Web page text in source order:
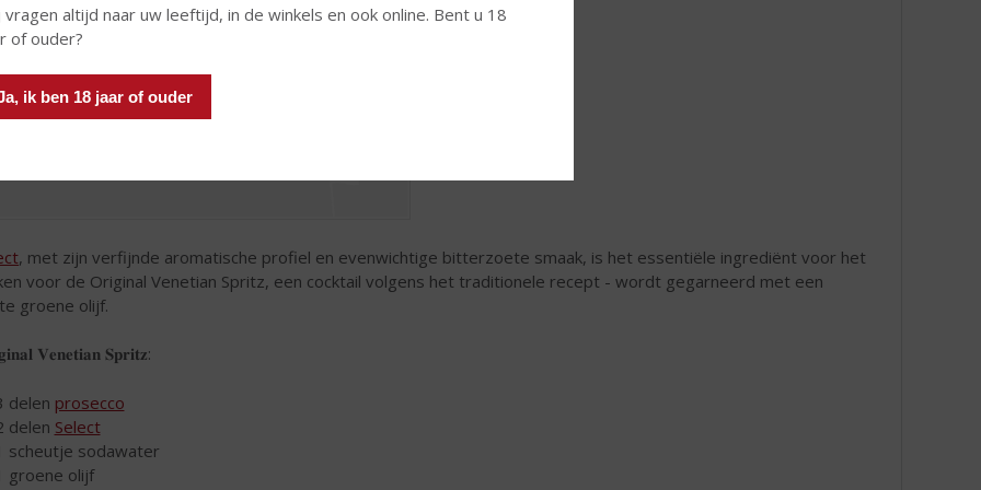
vragen altijd naar uw leeftijd, in de winkels en ook online. Bent u 18
of ouder?
ik ben 18 jaar of ouder
, met zijn verfijnde aromatische profiel en evenwichtige bitterzoete smaak, is het essentiële ingrediënt voor het
voor de Original Venetian Spritz, een cocktail volgens het traditionele recept - wordt gegarneerd met een
groene olijf.
𝐕𝐞𝐧𝐞𝐭𝐢𝐚𝐧 𝐒𝐩𝐫𝐢𝐭𝐳:
delen prosecco
delen Select
scheutje sodawater
groene olijf